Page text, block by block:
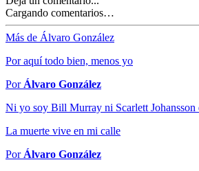
Cargando comentarios…
Más de Álvaro González
Por aquí todo bien, menos yo
Por Álvaro González
Ni yo soy Bill Murray ni Scarlett Johansson
La muerte vive en mi calle
Por Álvaro González